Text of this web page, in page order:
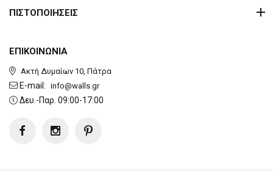
ΕΠΙΚΟΙΝΩΝΙΑ
Ακτή Δυμαίων 10, Πάτρα
E-mail: info@walls.gr
Δευ.-Παρ. 09:00-17:00
ΠΙΣΤΟΠΟΙΗΣΕΙΣ